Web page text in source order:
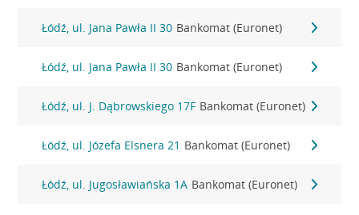
Łódź, ul. Jana Pawła II 30 Bankomat (Euronet)
Łódź, ul. Jana Pawła II 30 Bankomat (Euronet)
Łódź, ul. J. Dąbrowskiego 17F Bankomat (Euronet)
Łódź, ul. Józefa Elsnera 21 Bankomat (Euronet)
Łódź, ul. Jugosławiańska 1A Bankomat (Euronet)